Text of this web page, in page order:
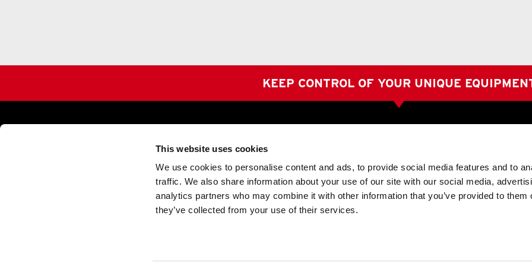
This website uses cookies
We use cookies to personalise content and ads, to provide social media features and to
traffic. We also share information about your use of our site with our social media,
analytics partners who may combine it with other information that you’ve provided to them
they’ve collected from your use of their services.
KEEP CONTROL OF YOUR UNIQUE
Tel +46 33 17 88 60
info@acgpulse.se
Support
+46 33 17 88 70
Tel+46 33 17 88 91
SWIFT: SWEDSESS
IBAN (SEK): SE1880000803250044015626
IBAN (EUR): SE9380000803250044015634
IBAN (CHF): SE2080000803250370613135
ISO 9001:2015